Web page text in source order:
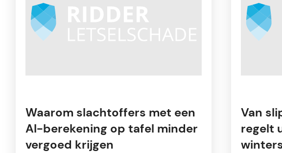
Waarom slachtoffers met een
AI-berekening op tafel minder
vergoed krijgen
Van
regelt